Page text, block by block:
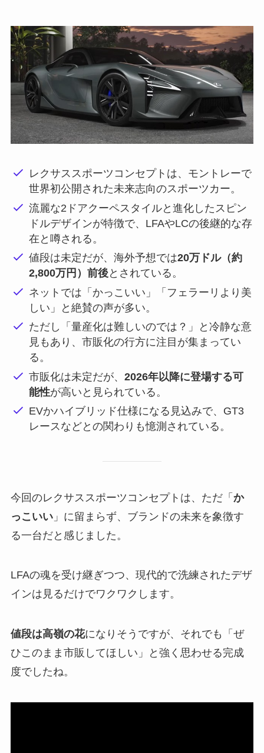
レクサススポーツコンセプトは、モントレーで
世界初公開された未来志向のスポーツカー。
流麗な2ドアクーペスタイルと進化したスピン
ドルデザインが特徴で、LFAやLCの後継的な存
在と噂される。
値段は未定だが、海外予想では20万ドル（約
2,800万円）前後とされている。
ネットでは「かっこいい」「フェラーリより美
しい」と絶賛の声が多い。
ただし「量産化は難しいのでは？」と冷静な意
見もあり、市販化の行方に注目が集まってい
る。
市販化は未定だが、2026年以降に登場する可
能性が高いと見られている。
EVかハイブリッド仕様になる見込みで、GT3
レースなどとの関わりも憶測されている。
今回のレクサススポーツコンセプトは、ただ「 か
っこいい」に留まらず、ブランドの未来を象徴す
る一台だと感じました。
LFAの魂を受け継ぎつつ、現代的で洗練されたデザ
インは見るだけでワクワクします。
値段は高嶺の花になりそうですが、それでも「ぜ
ひこのまま市販してほしい」と強く思わせる完成
度でしたね。